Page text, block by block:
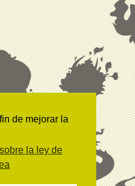
de mejorar la
la ley de